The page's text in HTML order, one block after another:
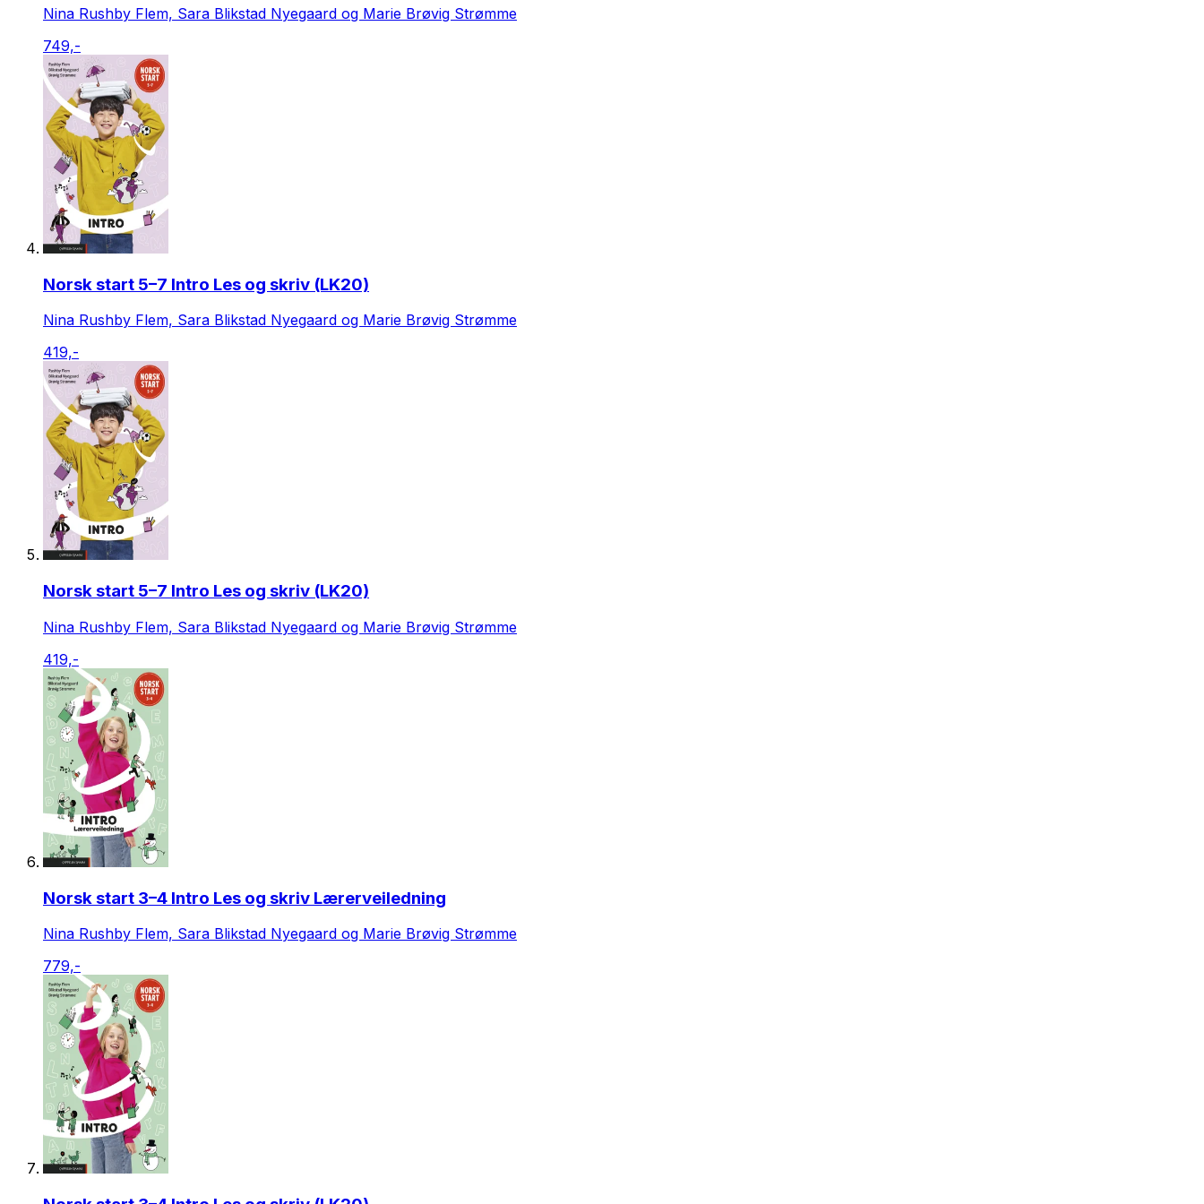
Nina Rushby Flem, Sara Blikstad Nyegaard og Marie Brøvig Strømme
749,-
Norsk start 5–7 Intro Les og skriv (LK20)
Nina Rushby Flem, Sara Blikstad Nyegaard og Marie Brøvig Strømme
419,-
Norsk start 5–7 Intro Les og skriv (LK20)
Nina Rushby Flem, Sara Blikstad Nyegaard og Marie Brøvig Strømme
419,-
Norsk start 3–4 Intro Les og skriv Lærerveiledning
Nina Rushby Flem, Sara Blikstad Nyegaard og Marie Brøvig Strømme
779,-